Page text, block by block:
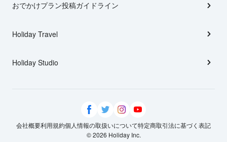
おでかけプラン投稿ガイドライン
Holiday Travel
Holiday Studio
会社概要利用規約個人情報の取扱いについて特定商取引法に基づく表記
© 2026 Holiday Inc.